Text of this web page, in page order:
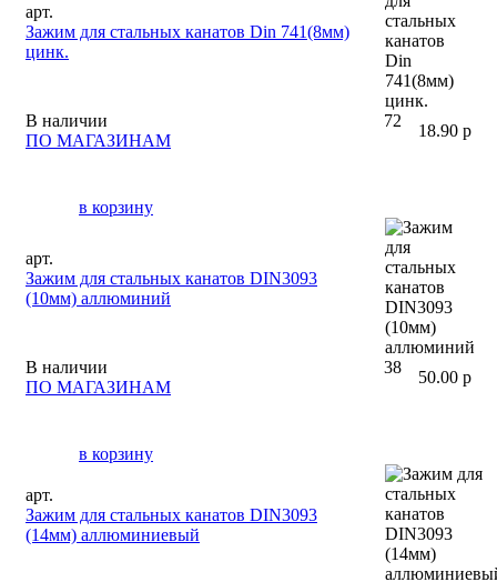
арт.
Зажим для стальных канатов Din 741(8мм)
цинк.
В наличии
72
ПО МАГАЗИНАМ
18.90 р
в корзину
арт.
Зажим для стальных канатов DIN3093
(10мм) аллюминий
В наличии
38
ПО МАГАЗИНАМ
50.00 р
в корзину
арт.
Зажим для стальных канатов DIN3093
(14мм) аллюминиевый